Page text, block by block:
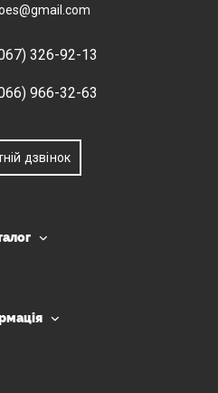
326-92-13
966-32-63
дзвінок